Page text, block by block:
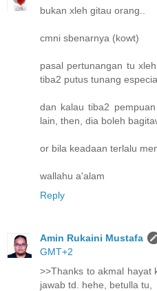
bukan xleh gitau orang..
cmni sbenarnya (kowt)
pasal pertunangan tu
tiba2 putus tunang
dan kalau tiba2
lain, then, dia boleh
or bila keadaan terlalu
wallahu a'alam
Reply
Amin Rukaini Mustafa
GMT+2
>>Thanks to akmal hayat
jawab td. hehe, betulla tu,